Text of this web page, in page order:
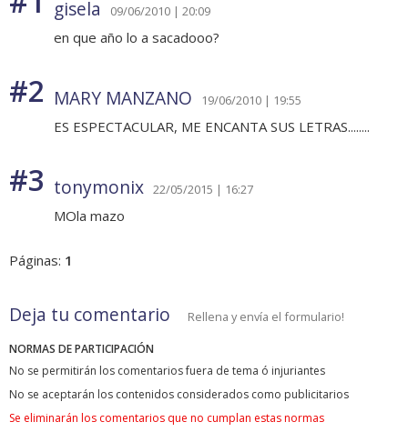
gisela 09/06/2010 | 20:09
en que año lo a sacadooo?
#2 MARY MANZANO 19/06/2010 | 19:55
ES ESPECTACULAR, ME ENCANTA SUS LETRAS........
#3 tonymonix 22/05/2015 | 16:27
MOla mazo
Páginas: 1
Deja tu comentario Rellena y envía el formulario!
NORMAS DE PARTICIPACIÓN
No se permitirán los comentarios fuera de tema ó injuriantes
No se aceptarán los contenidos considerados como publicitarios
Se eliminarán los comentarios que no cumplan estas normas